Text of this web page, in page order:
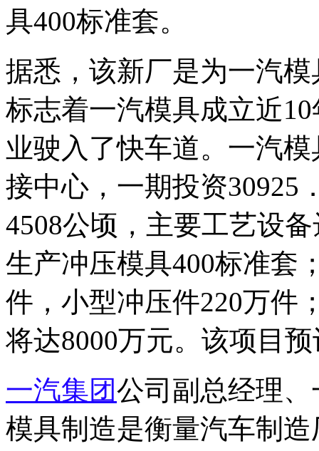
具400标准套。
据悉，该新厂是为一汽
标志着一汽模具成立近
业驶入了快车道。一汽
接中心，一期投资30925
4508公顷，主要工艺设
生产冲压模具400标准套
件，小型冲压件220万件
将达8000万元。该项目
一汽集团公司副总经理
模具制造是衡量汽车制